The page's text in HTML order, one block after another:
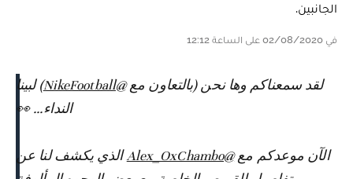
الجانبين.
في 02/08/2020 على الساعة 12:12
لقد سمعناكم وها نحن (بالتعاون مع@NikeFootball
) لبينا
النداء... 👀
الآن موعدكم مع@Alex_OxChambo
الذي يكشف لنا عن